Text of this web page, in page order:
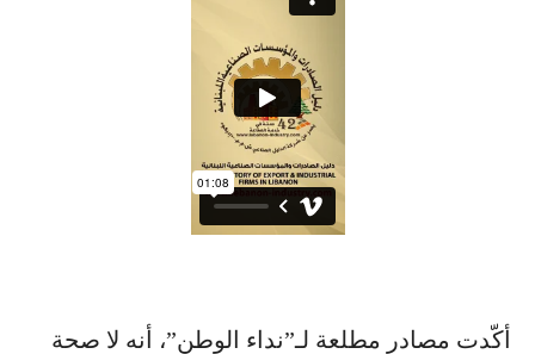
أكّدت مصادر مطلعة لـ”نداء الوطن”، أنه لا صحة